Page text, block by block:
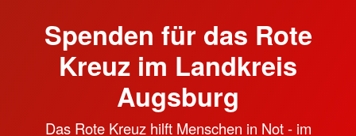
Spenden für das Rote
Kreuz im Landkreis
Augsburg
Das Rote Kreuz hilft Menschen in Not - im